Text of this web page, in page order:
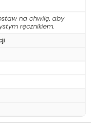
na chwilę, aby
ręcznikiem.